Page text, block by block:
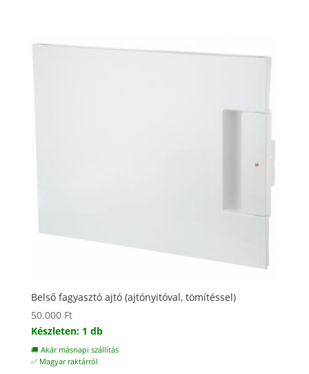
Belső fagyasztó ajtó (ajtónyitóval, tömítéssel)
50.000 Ft
Készleten: 1 db
🚚 Akár másnapi szállítás
✅ Magyar raktárról